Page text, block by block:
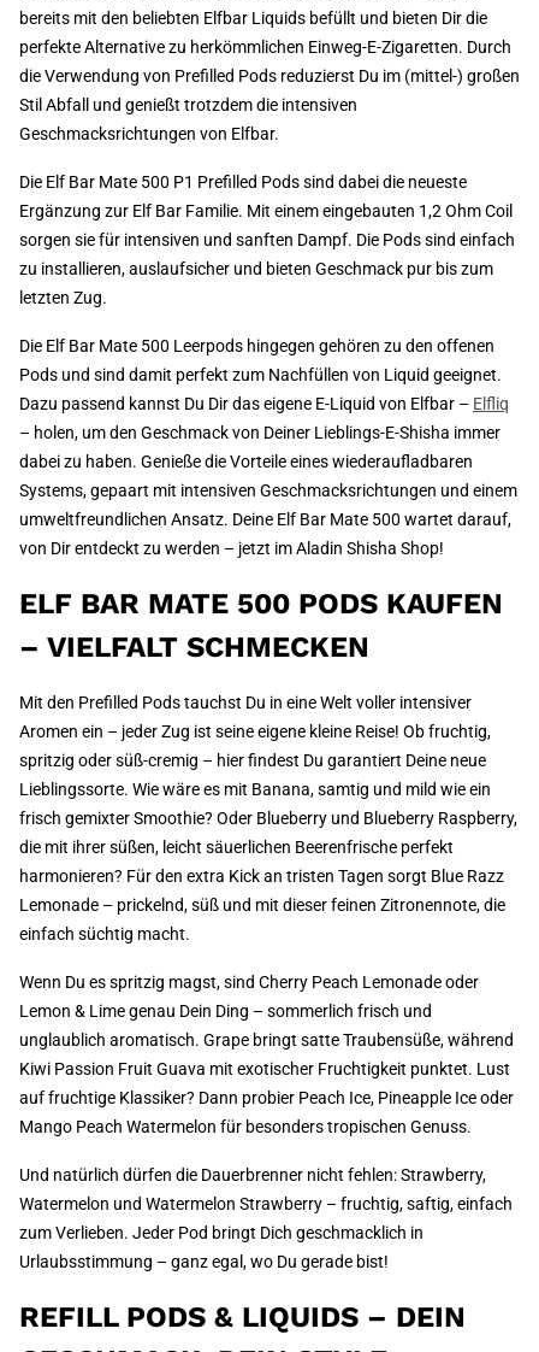
bereits mit den beliebten Elfbar Liquids befüllt und bieten Dir die
perfekte Alternative zu herkömmlichen Einweg-E-Zigaretten. Durch
die Verwendung von Prefilled Pods reduzierst Du im (mittel-) großen
Stil Abfall und genießt trotzdem die intensiven
Geschmacksrichtungen von Elfbar.
Die Elf Bar Mate 500 P1 Prefilled Pods sind dabei die neueste
Ergänzung zur Elf Bar Familie. Mit einem eingebauten 1,2 Ohm Coil
sorgen sie für intensiven und sanften Dampf. Die Pods sind einfach
zu installieren, auslaufsicher und bieten Geschmack pur bis zum
letzten Zug.
Die Elf Bar Mate 500 Leerpods hingegen gehören zu den offenen
Pods und sind damit perfekt zum Nachfüllen von Liquid geeignet.
Dazu passend kannst Du Dir das eigene E-Liquid von Elfbar – Elfliq
– holen, um den Geschmack von Deiner Lieblings-E-Shisha immer
dabei zu haben. Genieße die Vorteile eines wiederaufladbaren
Systems, gepaart mit intensiven Geschmacksrichtungen und einem
umweltfreundlichen Ansatz. Deine Elf Bar Mate 500 wartet darauf,
von Dir entdeckt zu werden – jetzt im Aladin Shisha Shop!
ELF BAR MATE 500 PODS KAUFEN
– VIELFALT SCHMECKEN
Mit den Prefilled Pods tauchst Du in eine Welt voller intensiver
Aromen ein – jeder Zug ist seine eigene kleine Reise! Ob fruchtig,
spritzig oder süß-cremig – hier findest Du garantiert Deine neue
Lieblingssorte. Wie wäre es mit Banana, samtig und mild wie ein
frisch gemixter Smoothie? Oder Blueberry und Blueberry Raspberry,
die mit ihrer süßen, leicht säuerlichen Beerenfrische perfekt
harmonieren? Für den extra Kick an tristen Tagen sorgt Blue Razz
Lemonade – prickelnd, süß und mit dieser feinen Zitronennote, die
einfach süchtig macht.
Wenn Du es spritzig magst, sind Cherry Peach Lemonade oder
Lemon & Lime genau Dein Ding – sommerlich frisch und
unglaublich aromatisch. Grape bringt satte Traubensüße, während
Kiwi Passion Fruit Guava mit exotischer Fruchtigkeit punktet. Lust
auf fruchtige Klassiker? Dann probier Peach Ice, Pineapple Ice oder
Mango Peach Watermelon für besonders tropischen Genuss.
Und natürlich dürfen die Dauerbrenner nicht fehlen: Strawberry,
Watermelon und Watermelon Strawberry – fruchtig, saftig, einfach
zum Verlieben. Jeder Pod bringt Dich geschmacklich in
Urlaubsstimmung – ganz egal, wo Du gerade bist!
REFILL PODS & LIQUIDS – DEIN